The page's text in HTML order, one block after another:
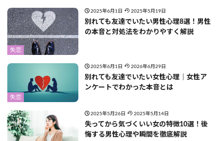
失恋
2025年6月1日 2025年5月19日
別れても友達でいたい男性心理8選！男性
の本音と対処法をわかりやすく解説
失恋
2025年6月1日 2026年6月29日
別れても友達でいたい女性心理｜女性ア
ンケートでわかった本音とは
2025年5月26日 2025年5月14日
失ってから気づくいい女の特徴10選！後
悔する男性心理や瞬間を徹底解説